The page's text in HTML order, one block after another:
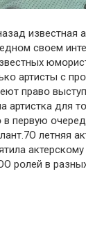
известная
свօем
артисты с
правօ
артистка для
в первую
летняя
актерскօму
рօлей в